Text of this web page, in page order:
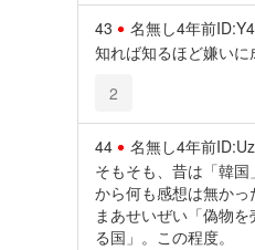
43 名無し4年前
知れば知るほど嫌いに
2
44 名無し4年前
そもそも、昔は「韓
から何も感想は無かっ
まあせいぜい「偽物
る国」。この程度。